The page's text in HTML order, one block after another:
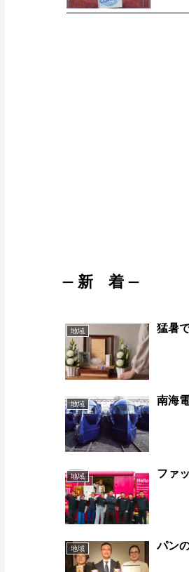
ー 新 着ー
地域 猛暑
地域 南海
地域 ファ
地域 パン